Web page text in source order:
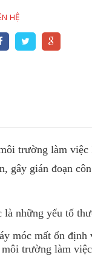
HỆ
trường làm việc
gây gián đoạn
những yếu tố
móc mất ổn định
trường làm